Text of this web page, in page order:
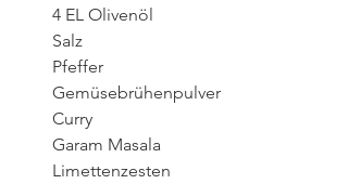
4 EL Olivenöl
Salz
Pfeffer
Gemüsebrühenpulver
Curry
Garam Masala
Limettenzesten